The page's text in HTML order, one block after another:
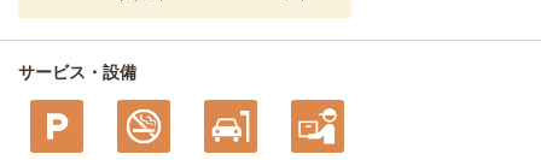
サービス・設備